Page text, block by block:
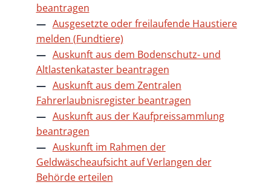
beantragen
Ausgesetzte oder freilaufende Haustiere
melden (Fundtiere)
Auskunft aus dem Bodenschutz- und
Altlastenkataster beantragen
Auskunft aus dem Zentralen
Fahrerlaubnisregister beantragen
Auskunft aus der Kaufpreissammlung
beantragen
Auskunft im Rahmen der
Geldwäscheaufsicht auf Verlangen der
Behörde erteilen